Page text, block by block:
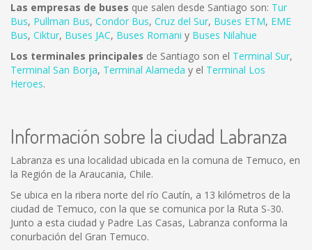
Las empresas de buses que salen desde Santiago son: Tur
Bus, Pullman Bus, Condor Bus, Cruz del Sur, Buses ETM, EME
Bus, Ciktur, Buses JAC, Buses Romani y Buses Nilahue
Los terminales principales de Santiago son el Terminal Sur,
Terminal San Borja, Terminal Alameda y el Terminal Los
Heroes.
Información sobre la ciudad Labranza
Labranza es una localidad ubicada en la comuna de Temuco, en
la Región de la Araucania, Chile.
Se ubica en la ribera norte del río Cautín, a 13 kilómetros de la
ciudad de Temuco, con la que se comunica por la Ruta S-30.
Junto a esta ciudad y Padre Las Casas, Labranza conforma la
conurbación del Gran Temuco.